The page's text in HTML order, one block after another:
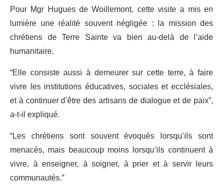
Pour Mgr Hugues de Woillemont, cette visite a mis en
lumière une réalité souvent négligée : la mission des
chrétiens de Terre Sainte va bien au-delà de l’aide
humanitaire.
“Elle consiste aussi à demeurer sur cette terre, à faire
vivre les institutions éducatives, sociales et ecclésiales,
et à continuer d’être des artisans de dialogue et de paix”,
a-t-il expliqué.
“Les chrétiens sont souvent évoqués lorsqu’ils sont
menacés, mais beaucoup moins lorsqu’ils continuent à
vivre, à enseigner, à soigner, à prier et à servir leurs
communautés.”